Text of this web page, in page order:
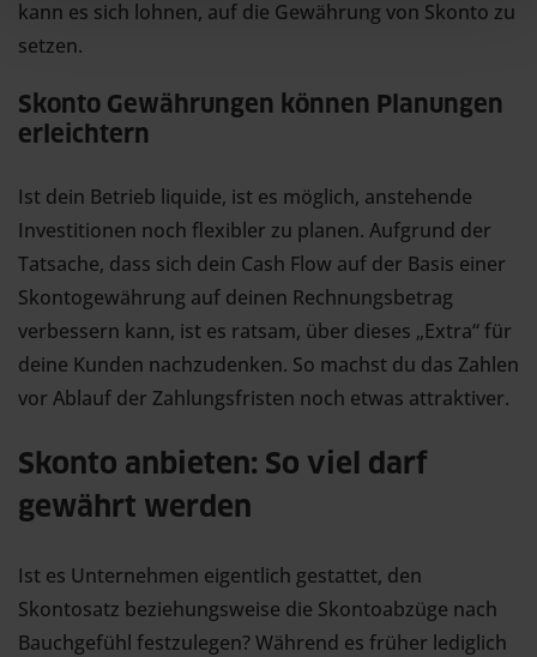
kann es sich lohnen, auf die Gewährung von Skonto zu
setzen.
Skonto Gewährungen können Planungen
erleichtern
Ist dein Betrieb liquide, ist es möglich, anstehende
Investitionen noch flexibler zu planen. Aufgrund der
Tatsache, dass sich dein Cash Flow auf der Basis einer
Skontogewährung auf deinen Rechnungsbetrag
verbessern kann, ist es ratsam, über dieses „Extra“ für
deine Kunden nachzudenken. So machst du das Zahlen
vor Ablauf der Zahlungsfristen noch etwas attraktiver.
Skonto anbieten: So viel darf
gewährt werden
Ist es Unternehmen eigentlich gestattet, den
Skontosatz beziehungsweise die Skontoabzüge nach
Bauchgefühl festzulegen? Während es früher lediglich